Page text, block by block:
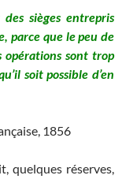
sièges entrepris
parce que le peu de
opérations sont trop
soit possible d’en
1856
quelques réserves,